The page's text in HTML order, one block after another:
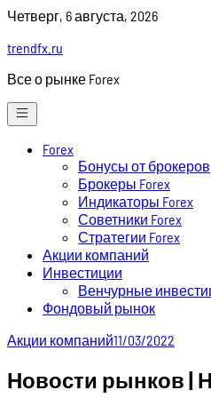
Skip
content
Четверг, 6 августа, 2026
trendfx.ru
Все о рынке Forex
Forex
Бонусы от брокеров
Брокеры Forex
Индикаторы Forex
Советники Forex
Стратегии Forex
Акции компаний
Инвестиции
Венчурные
Фондовый рынок
Акции компаний11/03/2022
Новости рынков |